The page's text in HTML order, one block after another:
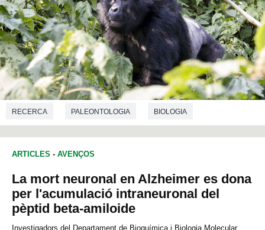
RECERCA PALEONTOLOGIA BIOLOGIA
ARTICLES - AVENÇOS
La mort neuronal en Alzheimer es dona
per l'acumulació intraneuronal del
pèptid beta-amiloide
Investigadors del Departament de Bioquímica i Biologia Molecular,